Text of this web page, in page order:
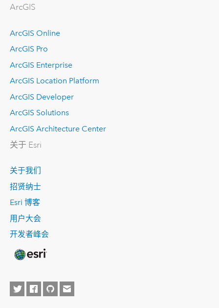
ArcGIS
ArcGIS Online
ArcGIS Pro
ArcGIS Enterprise
ArcGIS Location Platform
ArcGIS Developer
ArcGIS Solutions
ArcGIS Architecture Center
关于 Esri
关于我们
招贤纳士
Esri 博客
用户大会
开发者峰会